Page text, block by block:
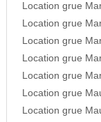
Location grue
Location grue
Location grue
Location grue
Location grue
Location grue
Location grue